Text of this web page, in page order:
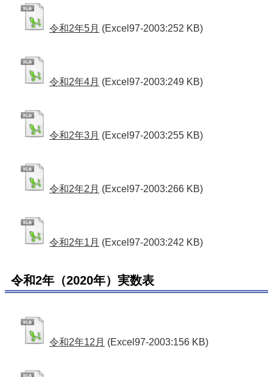
令和2年5月 (Excel97-2003:252 KB)
令和2年4月 (Excel97-2003:249 KB)
令和2年3月 (Excel97-2003:255 KB)
令和2年2月 (Excel97-2003:266 KB)
令和2年1月 (Excel97-2003:242 KB)
令和2年（2020年）実数表
令和2年12月 (Excel97-2003:156 KB)